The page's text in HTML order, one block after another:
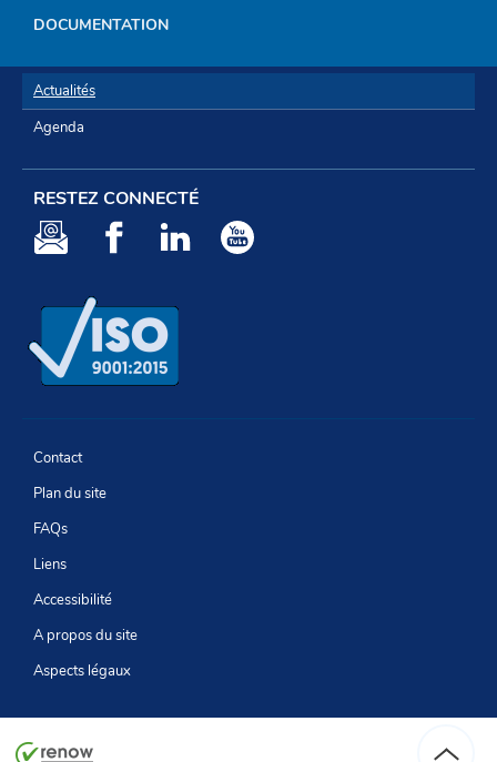
DOCUMENTATION
Actualités
Agenda
RESTEZ CONNECTÉ
NewsletterFacebookLinkedIn
Contact
Plan du site
FAQs
Liens
Accessibilité
A propos du site
Aspects légaux